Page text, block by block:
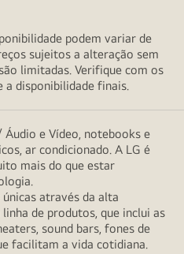
podem variar de
sujeitos a alteração sem
limitadas. Verifique com os
a disponibilidade finais.
Áudio e Vídeo, notebooks e
ar condicionado. A LG é
mais do que estar
através da alta
de produtos, que inclui as
sound bars, fones de
facilitam a vida cotidiana.